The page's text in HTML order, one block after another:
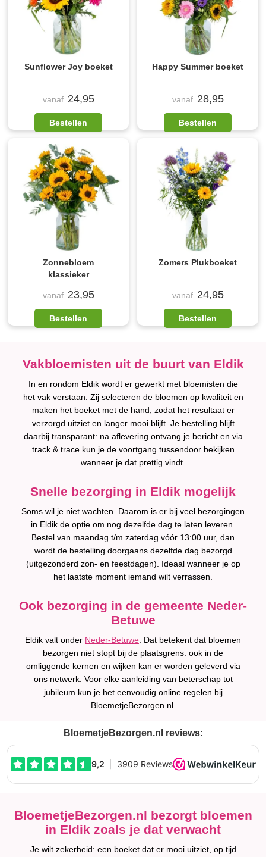
Sunflower Joy boeket
vanaf 24,95
Bestellen
Happy Summer boeket
vanaf 28,95
Bestellen
Zonnebloem
klassieker
vanaf 23,95
Bestellen
Zomers Plukboeket
vanaf 24,95
Bestellen
Vakbloemisten uit de buurt van Eldik
In en rondom Eldik wordt er gewerkt met bloemisten die
het vak verstaan. Zij selecteren de bloemen op kwaliteit en
maken het boeket met de hand, zodat het resultaat er
verzorgd uitziet en langer mooi blijft. Je bestelling blijft
daarbij transparant: na aflevering ontvang je bericht en via
track & trace kun je de voortgang tussendoor bekijken
wanneer je dat prettig vindt.
Snelle bezorging in Eldik mogelijk
Soms wil je niet wachten. Daarom is er bij veel bezorgingen
in Eldik de optie om nog dezelfde dag te laten leveren.
Bestel van maandag t/m zaterdag vóór 13:00 uur, dan
wordt de bestelling doorgaans dezelfde dag bezorgd
(uitgezonderd zon- en feestdagen). Ideaal wanneer je op
het laatste moment iemand wilt verrassen.
Ook bezorging in de gemeente Neder-
Betuwe
Eldik valt onder Neder-Betuwe . Dat betekent dat bloemen
bezorgen niet stopt bij de plaatsgrens: ook in de
omliggende kernen en wijken kan er worden geleverd via
ons netwerk. Voor elke aanleiding van beterschap tot
jubileum kun je het eenvoudig online regelen bij
BloemetjeBezorgen.nl.
BloemetjeBezorgen.nl reviews:
BloemetjeBezorgen.nl bezorgt bloemen
in Eldik zoals je dat verwacht
Je wilt zekerheid: een boeket dat er mooi uitziet, op tijd